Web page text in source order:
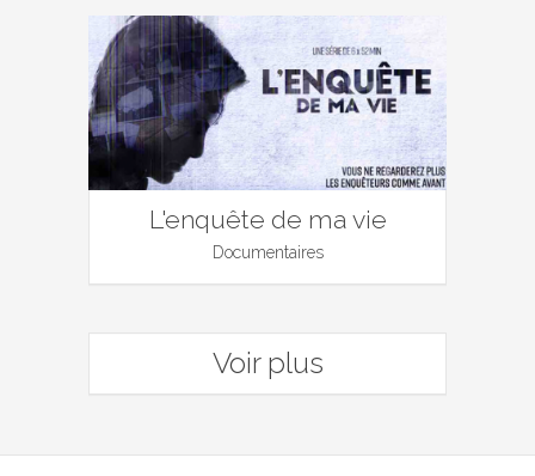
L'enquête de ma vie
Documentaires
Voir plus